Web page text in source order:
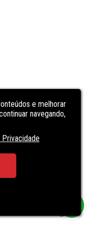
e melhorar
navegando,